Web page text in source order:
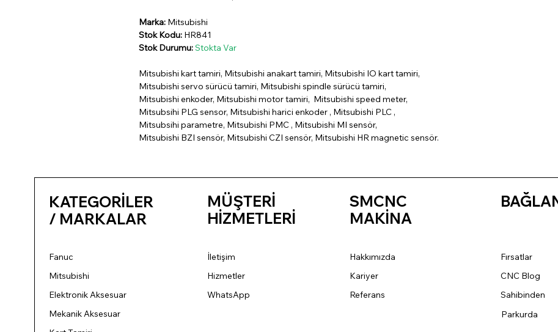
Marka: Mitsubishi
Stok Kodu: HR841
Stok Durumu:Stokta Var
Mitsubishi kart tamiri, Mitsubishi anakart tamiri, Mitsubishi IO kart tamiri,
Mitsubishi servo sürücü tamiri, Mitsubishi spindle sürücü tamiri,
Mitsubishi enkoder, Mitsubishi motor tamiri, Mitsubishi speed meter,
Mitsubsihi PLG sensor, Mitsubishi harici enkoder , Mitsubishi PLC ,
Mitsubsihi parametre, Mitsubishi PMC , Mitsubishi MI sensör,
Mitsubishi BZI sensör, Mitsubishi CZI sensör, Mitsubishi HR magnetic sensör.
KATEGORİLER
/ MARKALAR
Fanuc
Mitsubishi
Elektronik Aksesuar
Mekanik Aksesuar
MÜŞTERİ
HİZMETLERİ
İletişim
Hizmetler
WhatsApp
SMCNC
MAKİNA
Hakkımızda
Kariyer
Referans
Fırsatlar
CNC Blog
Sahibinden
Parkurda